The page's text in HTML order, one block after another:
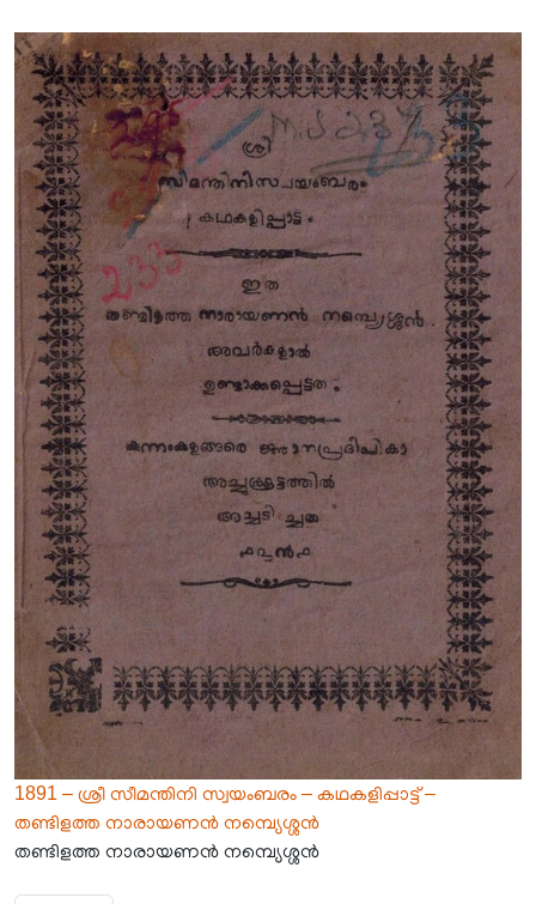
1891 – ശ്രീ സീമന്തിനി സ്വയം‌ബരം – കഥകളിപ്പാട്ട് –
തണ്ടിളത്ത നാരായണൻ നമ്പ്യെശ്ശൻ
തണ്ടിളത്ത നാരായണൻ നമ്പ്യെശ്ശൻ